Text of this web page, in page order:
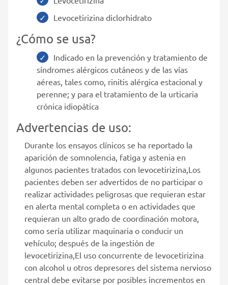
Levocetirizina diclorhidrato
¿Cómo se usa?
Indicado en la prevención y tratamiento de
síndromes alérgicos cutáneos y de las vías
aéreas, tales como, rinitis alérgica estacional y
perenne; y para el tratamiento de la urticaria
crónica idiopática
Advertencias de uso:
Durante los ensayos clínicos se ha reportado la
aparición de somnolencia, fatiga y astenia en
algunos pacientes tratados con levocetirizina,Los
pacientes deben ser advertidos de no participar o
realizar actividades peligrosas que requieran estar
en alerta mental completa o en actividades que
requieran un alto grado de coordinación motora,
como sería utilizar maquinaria o conducir un
vehículo; después de la ingestión de
levocetirizina,El uso concurrente de levocetirizina
con alcohol u otros depresores del sistema nervioso
central debe evitarse por posibles incrementos en